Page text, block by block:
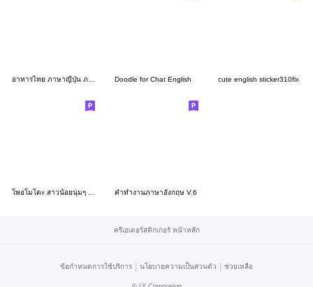
อาหารไทย ภาษาญี่ปุ่น ภาษาไทย Doodle for Chat English cute english sticker310fix
คำทำงานภาษาอังกฤษ V.6
ครีเอเตอร์สติกเกอร์ หน้าหลัก
ข้อกำหนดการใช้บริการ | นโยบายความเป็นส่วนตัว | ช่วยเหลือ